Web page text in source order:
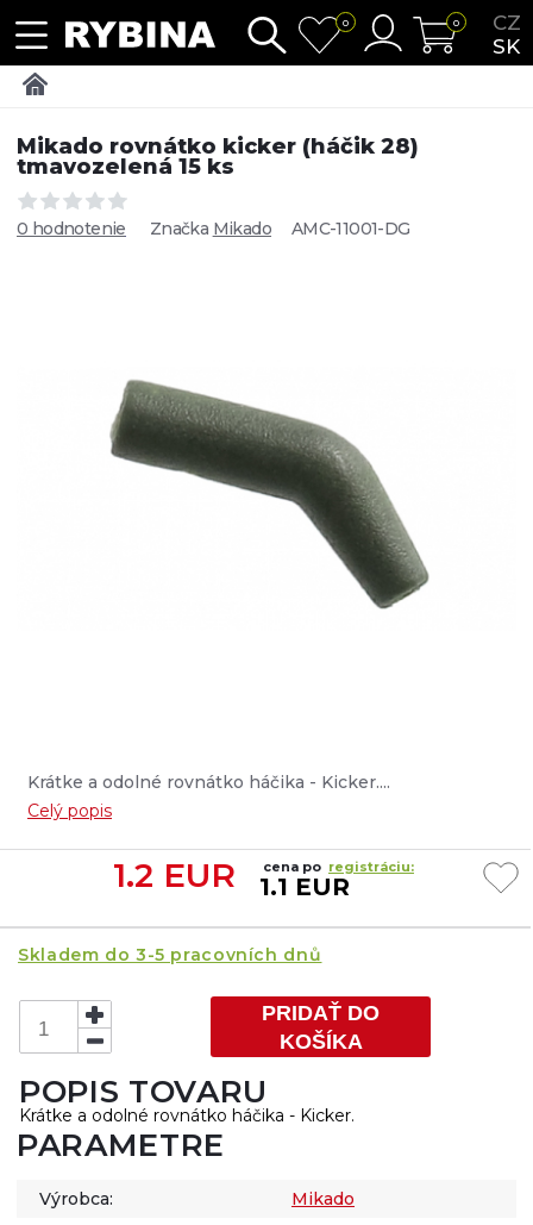
CZ
SK
0 0
Mikado rovnátko kicker (háčik 28)
tmavozelená 15 ks
0 hodnotenie Značka Mikado AMC-11001-DG
Krátke a odolné rovnátko háčika - Kicker....
Celý popis
1.2 EUR cena po registráciu:
1.1 EUR
Skladem do 3-5 pracovních dnů
PRIDAŤ DO
KOŠÍKA
POPIS TOVARU
Krátke a odolné rovnátko háčika - Kicker.
PARAMETRE
Výrobca:
Mikado